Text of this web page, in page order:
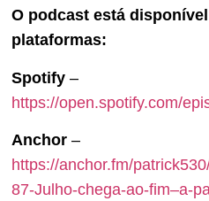
O podcast está
plataformas:
Spotify –
https://open.spotify.com/
Anchor –
https://anchor.fm/
87-Julho-chega-ao-fim–a-